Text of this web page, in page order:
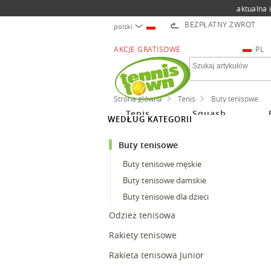
aktualna
polski BEZPŁATNY ZWROT
AKCJE GRATISOWE PL
Tenis Squash
Strona główna Tenis Buty tenisowe
WEDŁUG KATEGORII
Buty tenisowe
Buty tenisowe męskie
Buty tenisowe damskie
Buty tenisowe dla dzieci
Odzież tenisowa
Rakiety tenisowe
Rakieta tenisowa Junior